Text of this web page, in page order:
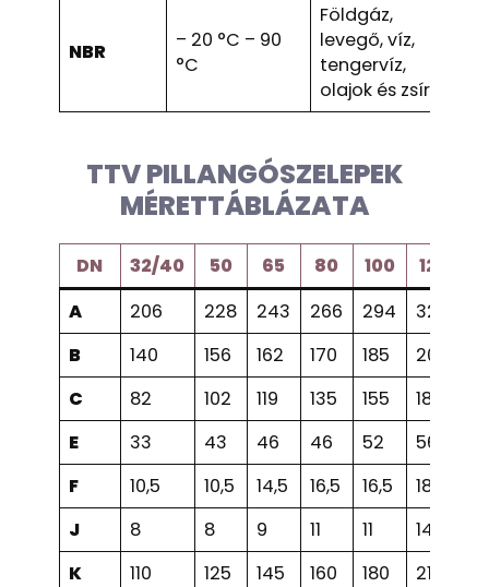
NBR
– 20 °C – 90
°C
Földgáz,
levegő, víz,
tengervíz,
olajok és zsírok.
TTV PILLANGÓSZELEPEK
MÉRETTÁBLÁZATA
DN 32/40 50 65 80 100 125
A
206 228 243 266 294 324
B
140 156 162 170 185 207
C
82 102 119 135 155 185
E
33 43 46 46 52 56
F
10,5 10,5 14,5 16,5 16,5 18,5
J
8 8 9 11 11 14
K
110 125 145 160 180 210